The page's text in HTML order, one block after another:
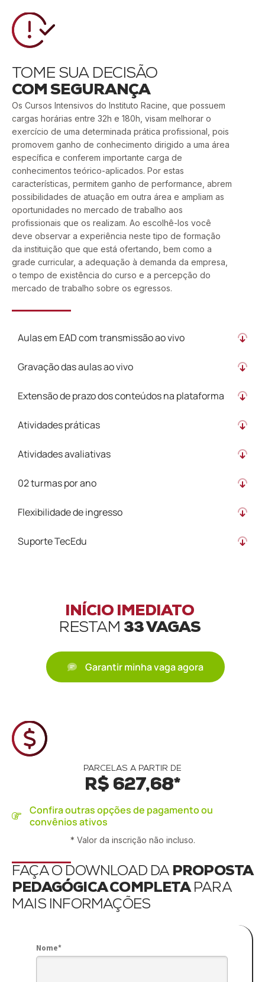
TOME SUA DECISÃO
COM SEGURANÇA
Os Cursos Intensivos do Instituto Racine, que possuem
cargas horárias entre 32h e 180h, visam melhorar o
exercício de uma determinada prática profissional, pois
promovem ganho de conhecimento dirigido a uma área
específica e conferem importante carga de
conhecimentos teórico-aplicados. Por estas
características, permitem ganho de performance, abrem
possibilidades de atuação em outra área e ampliam as
oportunidades no mercado de trabalho aos
profissionais que os realizam. Ao escolhê-los você
deve observar a experiência neste tipo de formação
da instituição que que está ofertando, bem como a
grade curricular, a adequação à demanda da empresa,
o tempo de existência do curso e a percepção do
mercado de trabalho sobre os egressos.
Aulas em EAD com transmissão ao vivo
Gravação das aulas ao vivo
Extensão de prazo dos conteúdos na plataforma
Atividades práticas
Atividades avaliativas
02 turmas por ano
Flexibilidade de ingresso
Suporte TecEdu
INÍCIO IMEDIATO
RESTAM 33 VAGAS
Garantir minha vaga agora
PARCELAS A PARTIR DE
R$ 627,68*
Confira outras opções de pagamento ou
convênios ativos
* Valor da inscrição não incluso.
FAÇA O DOWNLOAD DA PROPOSTA
PEDAGÓGICA COMPLETAPARA
MAIS INFORMAÇÕES
Nome*